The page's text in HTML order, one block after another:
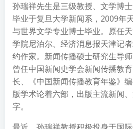
孙瑞祥先生是三级教授、文学博
毕业于复旦大学新闻系，2009年
与世界文学专业博士毕业。原任
学院尼泊尔、经济消息报天津记
约作家。新闻传播硕士研究生导师
曾任中国新闻史学会新闻传播教
长、《中国新闻传播教育年鉴》
版学术论着六部，出版主流新闻
字。